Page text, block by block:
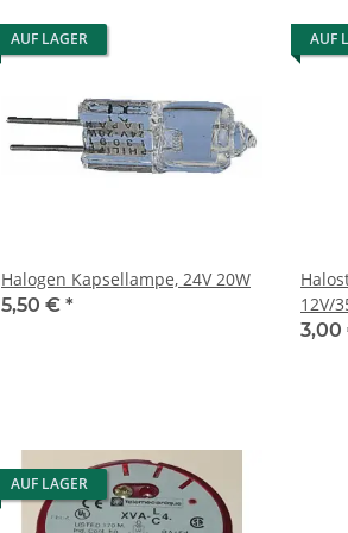
AUF LAGER
Halogen Kapsellampe, 24V 20W
5,50 € *
AUF
12V/
AUF LAGER